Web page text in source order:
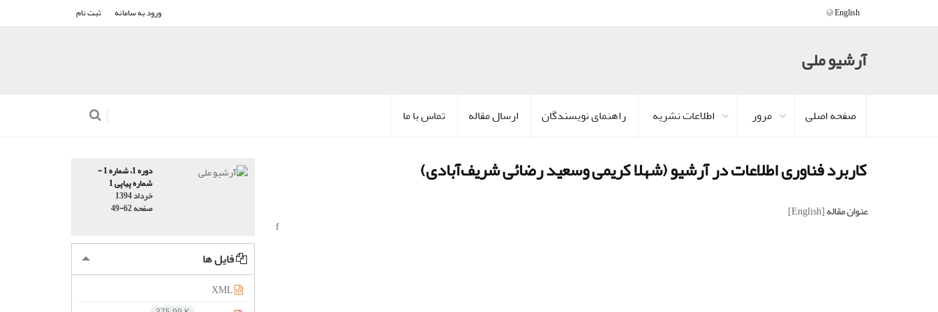
ورود به سامانه ثبت نام English
آرشیو ملی
صفحه اصلی مرور اطلاعات نشریه راهنمای نویسندگان ارسال مقاله تماس با ما
کاربرد فناوری اطلاعات در آرشیو (شهلا کریمی وسعید رضائی شریف‌آبادی)
عنوان مقاله[English]
f
دوره 1، شماره 1 -
شماره پیاپی 1
خرداد 1394
صفحه49-62
فایل ها